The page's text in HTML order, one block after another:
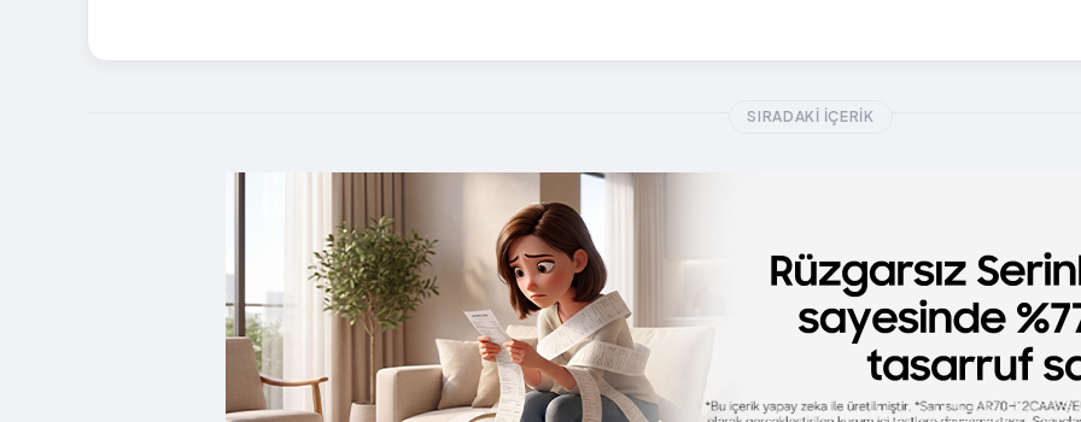
SIRADAKI İÇERIK